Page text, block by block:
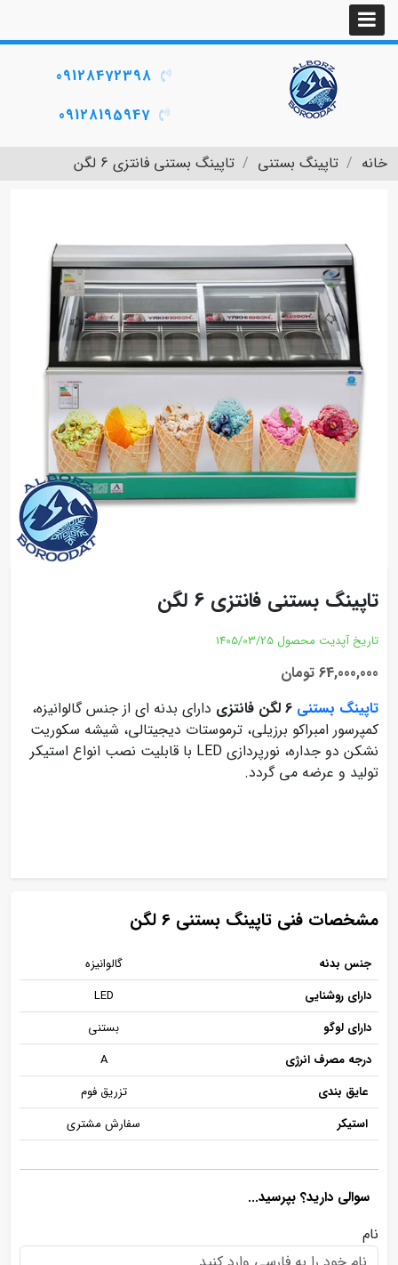
09128472398
09128195947
خانه تاپینگ بستنی تاپینگ بستنی فانتزی 6 لگن
تاپینگ بستنی فانتزی 6 لگن
تاریخ آپدیت محصول 1405/03/25
64,000,000 تومان
تاپینگ بستنی
دارای بدنه ای از جنس گالوانیزه،
کمپرسور امبراکو برزیلی، ترموستات دیجیتالی، شیشه سکوریت
نشکن دو جداره، نورپردازی LED با قابلیت نصب انواع استیکر
تولید و عرضه می گردد.
مشخصات فنی تاپینگ بستنی 6 لگن
جنس بدنه
گالوانیزه
دارای روشنایی
LED
دارای لوگو
بستنی
درجه مصرف انرژی
A
عایق بندی
تزریق فوم
استیکر
سفارش مشتری
سوالی دارید؟ بپرسید...
نام